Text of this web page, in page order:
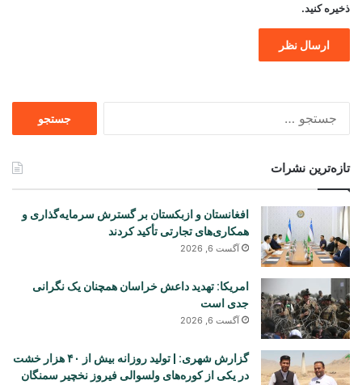
ذخیره کنید.
تازه‌ترین نشرات
افغانستان و ازبکستان بر گسترش سرمایه‌گذاری و
همکاری‌های تجارتی تأکید کردند
آگست 6, 2026
امریکا: تهدید داعش خراسان همچنان یک نگرانی
جدی است
آگست 6, 2026
گزارش شهری: | تولید روزانه بیش از ۴۰ هزار خشت
در یکی از کوره‌های ولسوالی فیروز نخچیر سمنگان